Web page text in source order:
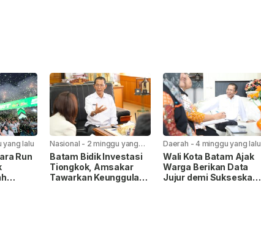
yang lalu
Run
Nasional - 2 minggu yang
lalu
Batam Bidik Investasi
Tiongkok, Amsakar
Tawarkan Keunggulan
Daerah -4 minggu yang lalu
Wali Kota Batam Ajak
Warga Berikan Data
Jujur demi Sukseskan